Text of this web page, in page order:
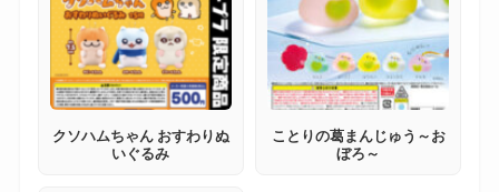
クソハムちゃん おすわりぬ
いぐるみ
ことりの葛まんじゅう～お
ぼろ～